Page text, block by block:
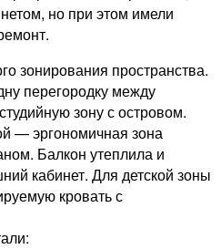
но при этом имели
зонирования пространства.
перегородку между
зону с островом.
— эргономичная зона
Балкон утеплила и
кабинет. Для детской зоны
кровать с